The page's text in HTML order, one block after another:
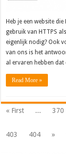
Heb je een website
gebruik van HTTPS
eigenlijk nodig? Ook
van ons is het
al ervaren hebben
Read More »
« First ... 370
403
404 »